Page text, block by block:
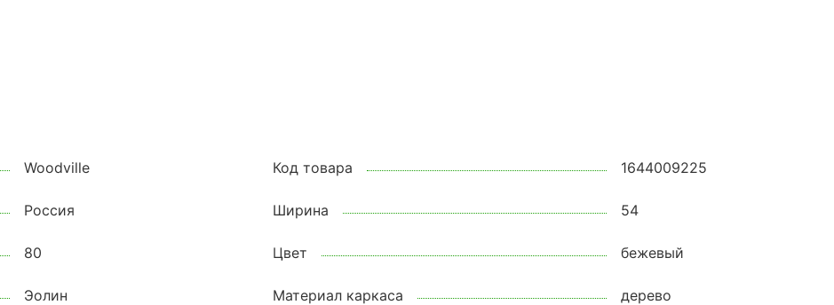
Woodville Код товара 1644009225
Россия Ширина 54
80 Цвет бежевый
Эолин Материал каркаса дерево